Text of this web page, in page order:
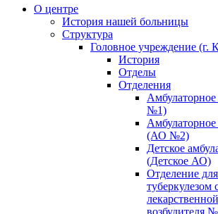
О центре
История нашей больницы
Структура
Головное учреждение (г.
История
Отделы
Отделения
№1)
(АО №2)
Детское
(Детское АО)
Отделение
туберкулезом